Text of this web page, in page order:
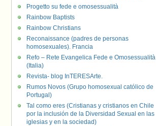
Progetto su fede e omosessualità
Rainbow Baptists
Rainbow Christians
Reconaissance (padres de personas
homosexuales). Francia
Refo – Rete Evangelica Fede e Omosessualità
(Italia)
Revista- blog InTERESArte.
Rumos Novos (Grupo homosexual católico de
Portugal)
Tal como eres (Cristianas y cristianos en Chile
por la inclusión de la Diversidad Sexual en las
iglesias y en la sociedad)